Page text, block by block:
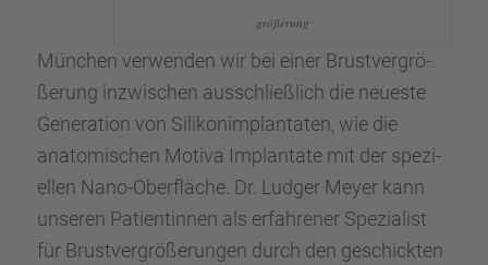
grö­ße­rung
München verwen­den wir bei einer Brust­ver­grö­
ße­rung inzwi­schen ausschließ­lich die neueste
Genera­tion von Silikon­im­plan­ta­ten, wie die
anato­mi­schen Motiva Implan­tate mit der spezi­
el­len Nano-Oberflä­che. Dr. Ludger Meyer kann
unseren Patien­tin­nen als erfah­re­ner Spezia­list
für Brust­ver­grö­ße­run­gen durch den geschick­ten